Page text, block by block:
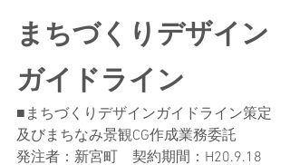
まちづくりデザイン
ガイドライン
■まちづくりデザインガイドライン策定
及びまちなみ景観CG作成業務委託
発注者：新宮町　契約期間：H20.9.18